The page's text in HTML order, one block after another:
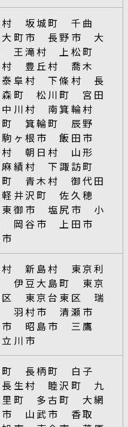
村 坂城町 千曲
町市 長野市 大
王滝村 上松町
村 豊丘村 喬木
阜村 下條村 長
森町 松川町 宮田
川村 南箕輪村
町 箕輪町 辰野
ヶ根市 飯田市
村 朝日村 山形
績村 下諏訪町
町 青木村 御代田
井沢町 佐久穂
御市 塩尻市 小
岡谷市 上田市
村 新島村 東京利
伊豆大島町 東京
区 東京台東区 瑞
羽村市 清瀬市
市 昭島市 三鷹
川市
町 長柄町 白子
生村 睦沢町 九
里町 多古町 大網
市 山武市 香取